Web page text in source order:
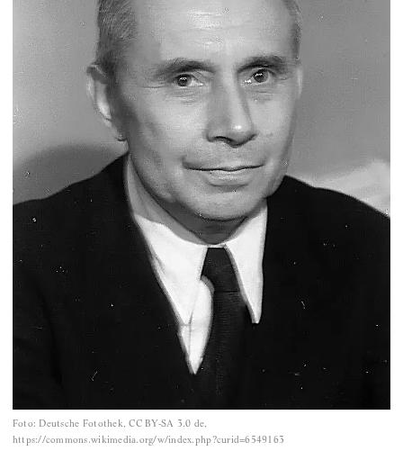
Foto: Deutsche Fotothek‎, CC BY-SA 3.0 de,
https://commons.wikimedia.org/w/index.php?curid=6549163